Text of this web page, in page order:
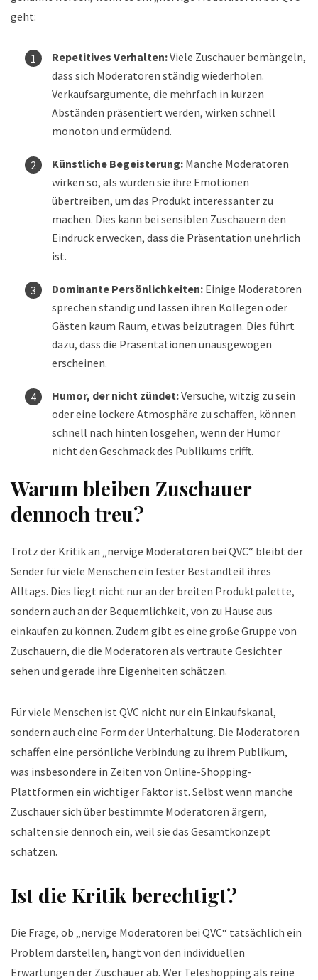
geht:
Repetitives Verhalten:Viele Zuschauer bemängeln,
dass sich Moderatoren ständig wiederholen.
Verkaufsargumente, die mehrfach in kurzen
Abständen präsentiert werden, wirken schnell
monoton und ermüdend.
Künstliche Begeisterung: Manche Moderatoren
wirken so, als würden sie ihre Emotionen
übertreiben, um das Produkt interessanter zu
machen. Dies kann bei sensiblen Zuschauern den
Eindruck erwecken, dass die Präsentation unehrlich
ist.
Dominante Persönlichkeiten: Einige Moderatoren
sprechen ständig und lassen ihren Kollegen oder
Gästen kaum Raum, etwas beizutragen. Dies führt
dazu, dass die Präsentationen unausgewogen
erscheinen.
Humor, der nicht zündet:Versuche, witzig zu sein
oder eine lockere Atmosphäre zu schaffen, können
schnell nach hinten losgehen, wenn der Humor
nicht den Geschmack des Publikums trifft.
Warum bleiben Zuschauer
dennoch treu?
Trotz der Kritik an „nervige Moderatoren bei QVC“ bleibt der
Sender für viele Menschen ein fester Bestandteil ihres
Alltags. Dies liegt nicht nur an der breiten Produktpalette,
sondern auch an der Bequemlichkeit, von zu Hause aus
einkaufen zu können. Zudem gibt es eine große Gruppe von
Zuschauern, die die Moderatoren als vertraute Gesichter
sehen und gerade ihre Eigenheiten schätzen.
Für viele Menschen ist QVC nicht nur ein Einkaufskanal,
sondern auch eine Form der Unterhaltung. Die Moderatoren
schaffen eine persönliche Verbindung zu ihrem Publikum,
was insbesondere in Zeiten von Online-Shopping-
Plattformen ein wichtiger Faktor ist. Selbst wenn manche
Zuschauer sich über bestimmte Moderatoren ärgern,
schalten sie dennoch ein, weil sie das Gesamtkonzept
schätzen.
Ist die Kritik berechtigt?
Die Frage, ob „nervige Moderatoren bei QVC“ tatsächlich ein
Problem darstellen, hängt von den individuellen
Erwartungen der Zuschauer ab. Wer Teleshopping als reine